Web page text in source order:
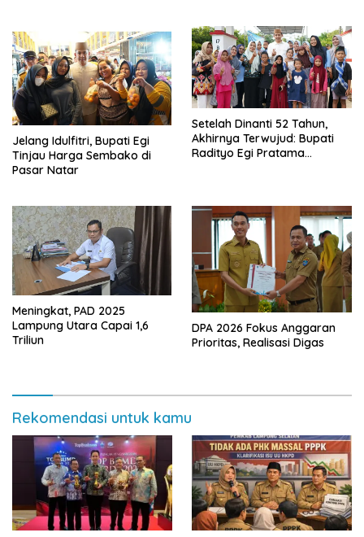
Jelang Idulfitri, Bupati Egi
Tinjau Harga Sembako di
Pasar Natar
Setelah Dinanti 52 Tahun,
Akhirnya Terwujud: Bupati
Radityo Egi Pratama
Meningkat, PAD 2025
Lampung Utara Capai 1,6
Triliun
DPA 2026 Fokus Anggaran
Prioritas, Realisasi Digas
Rekomendasi untuk kamu